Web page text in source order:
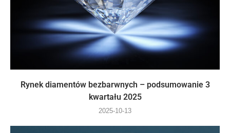
Rynek diamentów bezbarwnych – podsumowanie 3
kwartału 2025
2025-10-13